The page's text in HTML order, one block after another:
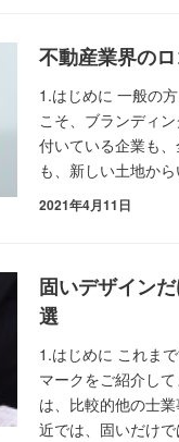
不動産業界の
1.はじめに 一般の
こそ、ブランディ
付いている企業も
も、新しい土地か
2021年4月11日
固いデザイン
選
1.はじめに これま
マークをご紹介し
は、比較的他の士
近では、固いだけ